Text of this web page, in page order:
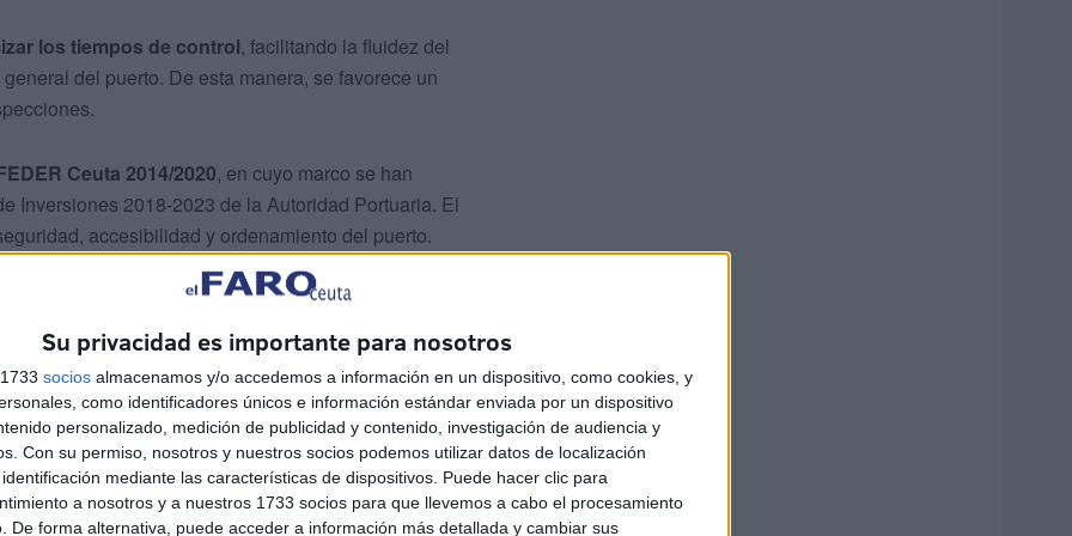
Su privacidad es importante para nosotros
socios almacenamos y/o accedemos a información en un dispositivo, como cookies, y
como identificadores únicos e información estándar enviada por un dispositivo
personalizado, medición de publicidad y contenido, investigación de audiencia y
Con su permiso, nosotros y nuestros socios podemos utilizar datos de localización
mediante las características de dispositivos. Puede hacer clic para
a nosotros y a nuestros 1733 socios para que llevemos a cabo el procesamiento
De forma alternativa, puede acceder a información más detallada y cambiar sus
los tiempos de control, facilitando la fluidez del
del puerto. De esta manera, se favorece un
Ceuta 2014/2020, en cuyo marco se han
Inversiones 2018-2023 de la Autoridad Portuaria. El
accesibilidad y ordenamiento del puerto.
y cumplimiento normativo
programa FEDER , centrado en promover el